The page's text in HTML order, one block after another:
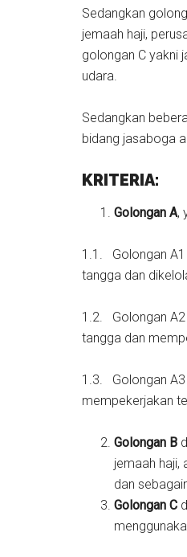
Sedangkan
jemaah haji,
golongan C yakni
udara.
Sedangkan
bidang jasaboga
KRITERIA:
Golongan A,
1.1. Golongan A1
tangga dan
1.2. Golongan A2
tangga dan
1.3. Golongan A3
mempekerjakan
Golongan B
jemaah haji,
dan
Golongan C